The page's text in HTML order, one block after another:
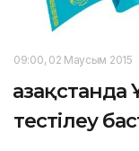
09:00, 02 Маусым 2015
тестілеу